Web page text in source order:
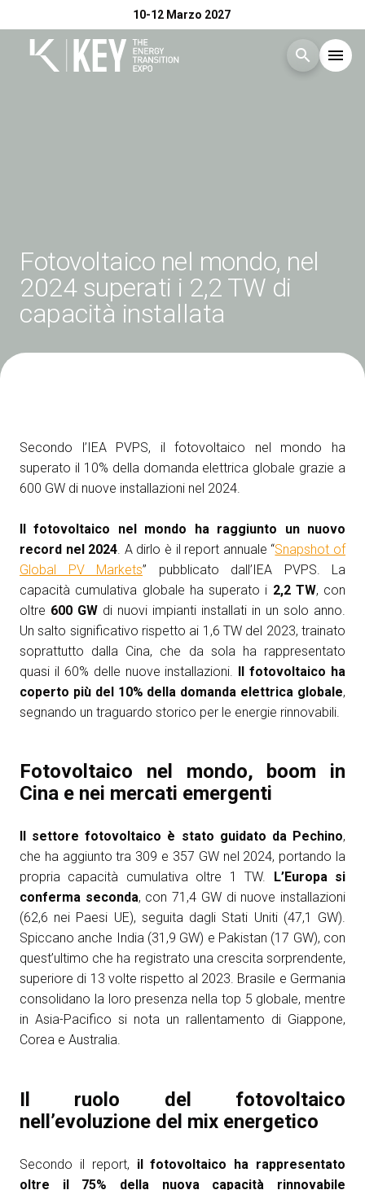
10-12 Marzo 2027
search menu
Catalogo Espositori 2026
Eventi
Prenota il tuo spazio
A cura di: IT EN
Fotovoltaico nel mondo, nel
2024 superati i 2,2 TW di
capacità installata
Secondo l’IEA PVPS, il fotovoltaico nel mondo ha
superato il 10% della domanda elettrica globale grazie a
600 GW di nuove installazioni nel 2024.
Il fotovoltaico nel mondo ha raggiunto un nuovo
record nel 2024. A dirlo è il report annuale “Snapshot of
Global PV Markets” pubblicato dall’IEA PVPS. La
capacità cumulativa globale ha superato i 2,2 TW, con
oltre 600 GW di nuovi impianti installati in un solo anno.
Un salto significativo rispetto ai 1,6 TW del 2023, trainato
soprattutto dalla Cina, che da sola ha rappresentato
quasi il 60% delle nuove installazioni. Il fotovoltaico ha
coperto più del 10% della domanda elettrica globale,
segnando un traguardo storico per le energie rinnovabili.
Fotovoltaico nel mondo, boom in
Cina e nei mercati emergenti
Il settore fotovoltaico è stato guidato da Pechino,
che ha aggiunto tra 309 e 357 GW nel 2024, portando la
propria capacità cumulativa oltre 1 TW. L’Europa si
conferma seconda, con 71,4 GW di nuove installazioni
(62,6 nei Paesi UE), seguita dagli Stati Uniti (47,1 GW).
Spiccano anche India (31,9 GW) e Pakistan (17 GW), con
quest’ultimo che ha registrato una crescita sorprendente,
superiore di 13 volte rispetto al 2023. Brasile e Germania
consolidano la loro presenza nella top 5 globale, mentre
in Asia-Pacifico si nota un rallentamento di Giappone,
Corea e Australia.
Il ruolo del fotovoltaico
nell’evoluzione del mix energetico
Secondo il report, il fotovoltaico ha rappresentato
oltre il 75% della nuova capacità rinnovabile